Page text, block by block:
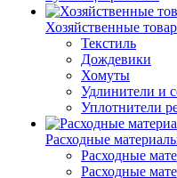
Хозяйственные
Текстиль
Дождевики
Хомуты
Удлинители и
Уплотнители
Расходные
Расходные
Расходные